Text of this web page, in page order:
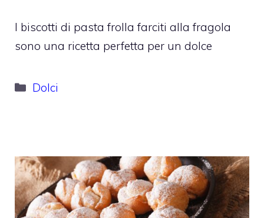
I biscotti di pasta frolla farciti alla fragola
sono una ricetta perfetta per un dolce
Categorie
Dolci